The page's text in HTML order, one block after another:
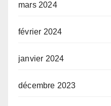
mars 2024
février 2024
janvier 2024
décembre 2023